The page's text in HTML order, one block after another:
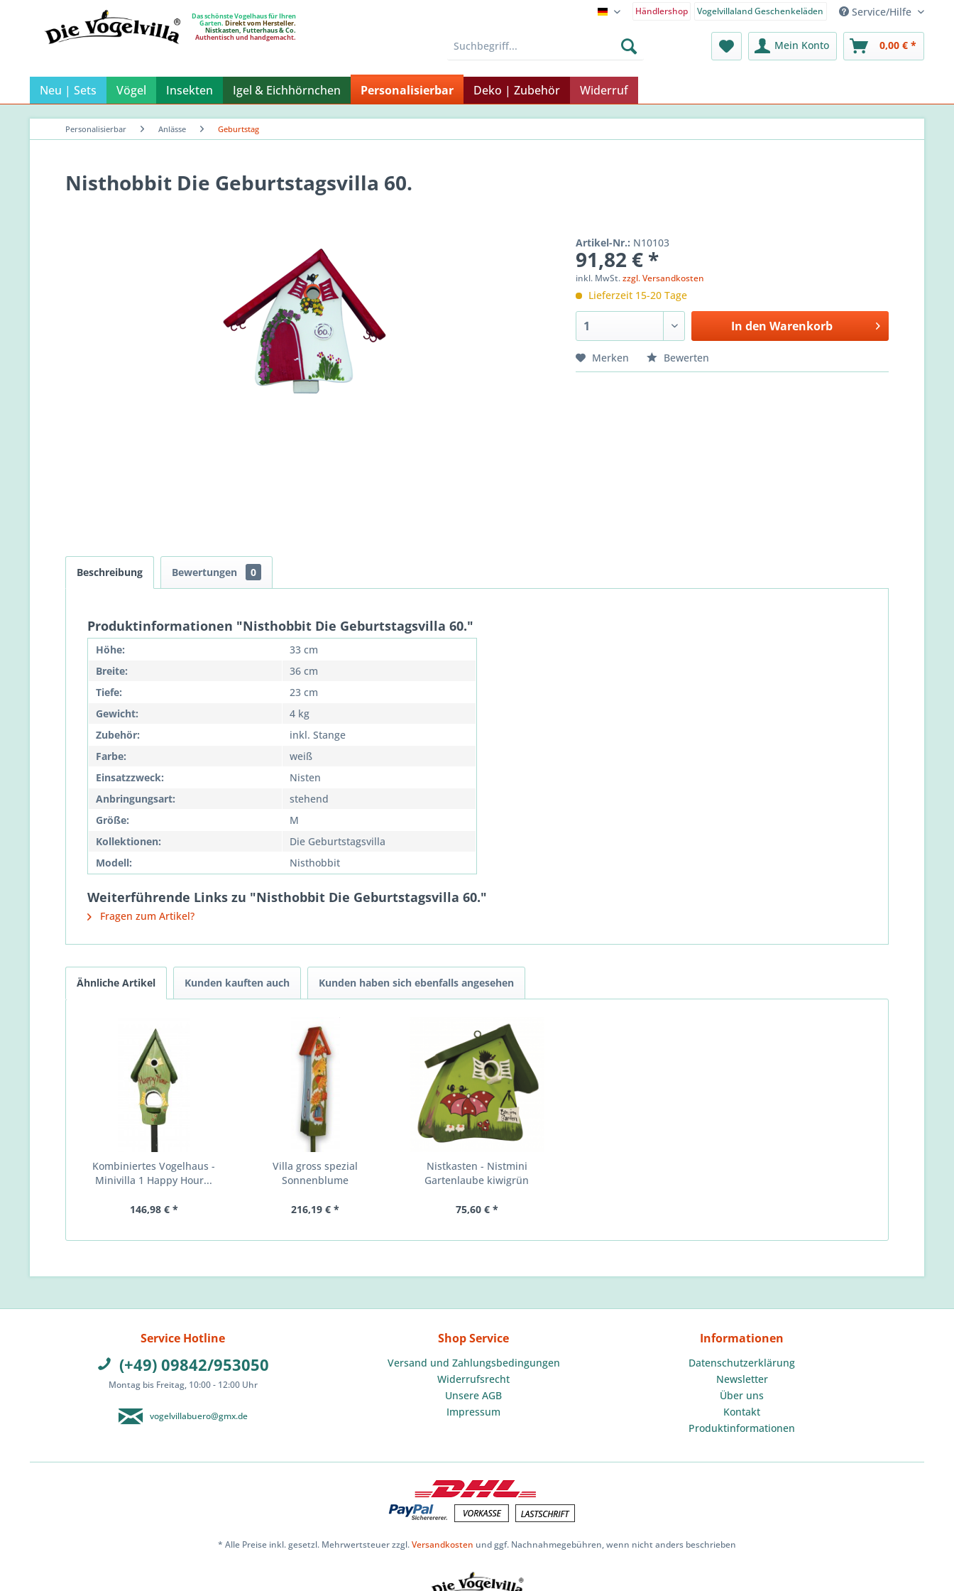
Endkunden-Shop - Deutsch
Händlershop Vogelvillaland Geschenkeläden Service/Hilfe
Das schönste Vogelhaus für Ihren
Garten. Direkt vom Hersteller.
Nistkasten, Futterhaus & Co.
Authentisch und handgemacht.
Mein Konto 0,00 € *
Neu | Sets Vögel Insekten Igel & Eichhörnchen Personalisierbar Deko | Zubehör Widerruf
Personalisierbar Anlässe Geburtstag
Nisthobbit Die Geburtstagsvilla 60.
Artikel-Nr.: N10103
91,82 € *
inkl. MwSt.zzgl. Versandkosten
Lieferzeit 15-20 Tage
In den Warenkorb
Merken Bewerten
Beschreibung Bewertungen 0
Produktinformationen "Nisthobbit Die Geburtstagsvilla 60."
Höhe:
33 cm
Breite:
36 cm
Tiefe:
23 cm
Gewicht:
4 kg
Zubehör:
inkl. Stange
Farbe:
weiß
Einsatzzweck:
Nisten
Anbringungsart:
stehend
Größe:
M
Kollektionen:
Die Geburtstagsvilla
Modell:
Nisthobbit
Weiterführende Links zu "Nisthobbit Die Geburtstagsvilla 60."
Fragen zum Artikel?
Ähnliche Artikel Kunden kauften auch Kunden haben sich ebenfalls angesehen
Kombiniertes Vogelhaus -
Minivilla 1 Happy Hour...
146,98 € *
Villa gross spezial
Sonnenblume
216,19 € *
Nistkasten - Nistmini
Gartenlaube kiwigrün
75,60 € *
Service Hotline
(+49) 09842/953050
Montag bis Freitag, 10:00 - 12:00 Uhr
vogelvillabuero@gmx.de
Shop Service
Versand und Zahlungsbedingungen
Widerrufsrecht
Unsere AGB
Impressum
Informationen
Datenschutzerklärung
Newsletter
Über uns
Kontakt
Produktinformationen
* Alle Preise inkl. gesetzl. Mehrwertsteuer zzgl.Versandkosten und ggf. Nachnahmegebühren, wenn nicht anders beschrieben